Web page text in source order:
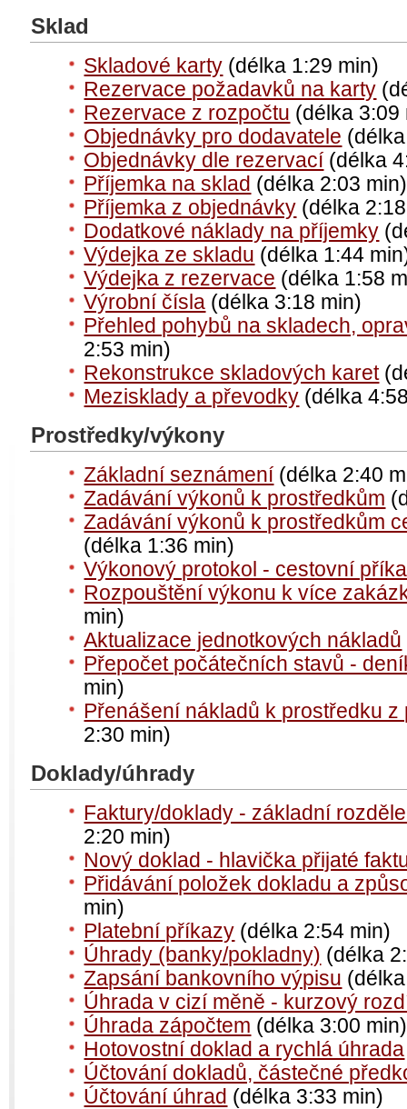
Sklad
Skladové karty (délka 1:29 min)
Rezervace požadavků na karty
Rezervace z rozpočtu (délka 3:09
Objednávky pro dodavatele
Objednávky dle rezervací(délka
Příjemka na sklad (délka 2:03 min)
Příjemka z objednávky (délka
Dodatkové náklady na příjemky
Výdejka ze skladu (délka 1:44
Výdejka z rezervace (délka 1:58
Výrobní čísla (délka 3:18 min)
Přehled pohybů na skladech,
2:53 min)
Rekonstrukce skladových karet
Mezisklady a převodky (délka
Prostředky/výkony
Základní seznámení(délka 2:40
Zadávání výkonů k prostředkům
Zadávání výkonů k prostředkům
(délka 1:36 min)
Výkonový protokol - cestovní
Rozpouštění výkonu k více
min)
Aktualizace jednotkových nákladů
Přepočet počátečních stavů -
min)
Přenášení nákladů k prostředku z
2:30 min)
Doklady/úhrady
Faktury/doklady - základní
2:20 min)
Nový doklad - hlavička přijaté
Přidávání položek dokladu a
min)
Platební příkazy (délka 2:54 min)
Úhrady (banky/pokladny) (délka
Zapsání bankovního výpisu
Úhrada v cizí měně - kurzový
Úhrada zápočtem (délka 3:00 min)
Hotovostní doklad a rychlá úhrada
Účtování dokladů, částečné
Účtování úhrad (délka 3:33 min)